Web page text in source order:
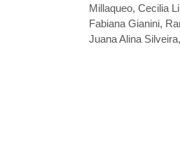
Millaqueo, Cecilia
Fabiana Gianini,
Juana Alina